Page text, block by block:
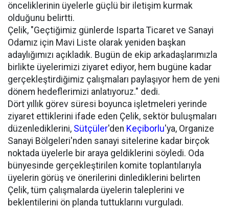
önceliklerinin üyelerle güçlü bir iletişim kurmak
olduğunu belirtti.
Çelik, "Geçtiğimiz günlerde Isparta Ticaret ve Sanayi
Odamız için Mavi Liste olarak yeniden başkan
adaylığımızı açıkladık. Bugün de ekip arkadaşlarımızla
birlikte üyelerimizi ziyaret ediyor, hem bugüne kadar
gerçekleştirdiğimiz çalışmaları paylaşıyor hem de yeni
dönem hedeflerimizi anlatıyoruz." dedi.
Dört yıllık görev süresi boyunca işletmeleri yerinde
ziyaret ettiklerini ifade eden Çelik, sektör buluşmaları
düzenlediklerini, Sütçüler'den Keçiborlu'ya, Organize
Sanayi Bölgeleri'nden sanayi sitelerine kadar birçok
noktada üyelerle bir araya geldiklerini söyledi. Oda
bünyesinde gerçekleştirilen komite toplantılarıyla
üyelerin görüş ve önerilerini dinlediklerini belirten
Çelik, tüm çalışmalarda üyelerin taleplerini ve
beklentilerini ön planda tuttuklarını vurguladı.